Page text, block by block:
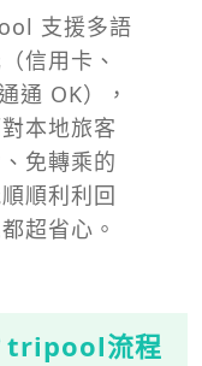
支援多語
信用卡、
通 OK），
本地旅客
免轉乘的
順利利回
超省心。
tripool流程